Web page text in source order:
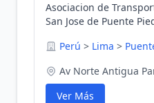
Asociacion de
San Jose de Puente
Perú > Lima >
Av Norte Antigua
Ver Más